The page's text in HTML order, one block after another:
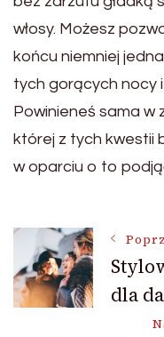
włosy. Możesz
końcu niemniej
tych gorących nocy
Powinieneś sama w
której z tych kwestii
w oparciu o to
wpisudla